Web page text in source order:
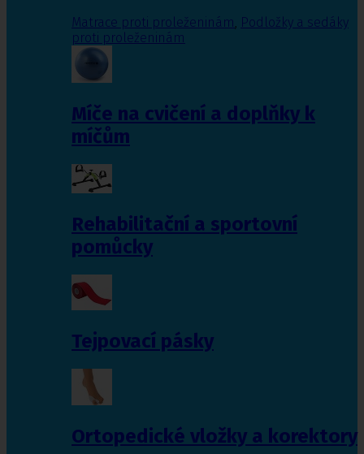
Matrace proti proleženinám, Podložky a sedáky
proti proleženinám
Míče na cvičení a doplňky k
míčům
Rehabilitační a sportovní
pomůcky
Tejpovací pásky
Ortopedické vložky a korektory